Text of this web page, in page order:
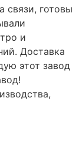
связи, готовы
и
Доставка
этот завод